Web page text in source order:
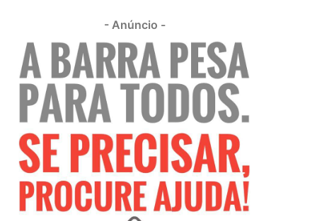
- Anúncio -